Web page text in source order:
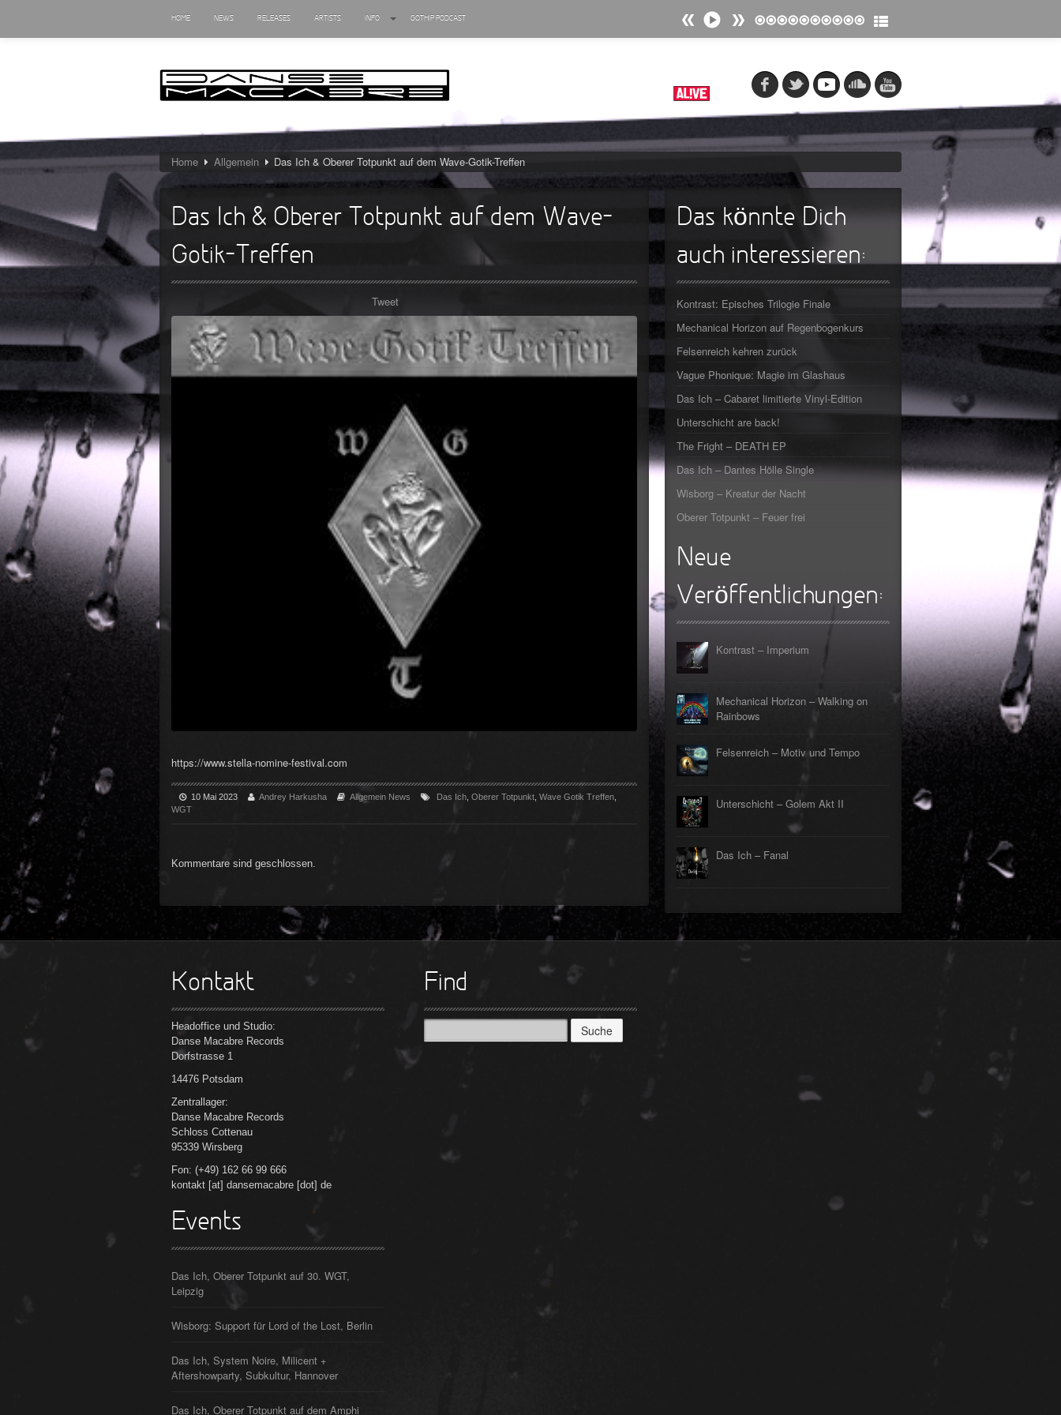
HOME NEWS RELEASES ARTISTS INFO GOTHIP PODCAST
►
►
►
►
►
►
►
►
Home Allgemein Das Ich & Oberer Totpunkt auf dem Wave-Gotik-Treffen
Das Ich & Oberer Totpunkt auf dem Wave-
Gotik-Treffen
Tweet
https://www.stella-nomine-festival.com
10 Mai 2023 Andrey Harkusha Allgemein News Das Ich Oberer Totpunkt Wave Gotik Treffen
WGT
Kommentare sind geschlossen.
Das könnte Dich
auch interessieren:
Kontrast: Episches Trilogie Finale
Mechanical Horizon auf Regenbogenkurs
Felsenreich kehren zurück
Vague Phonique: Magie im Glashaus
Das Ich – Cabaret limitierte Vinyl-Edition
Unterschicht are back!
The Fright – DEATH EP
Das Ich – Dantes Hölle Single
Wisborg – Kreatur der Nacht
Oberer Totpunkt – Feuer frei
Neue
Veröffentlichungen:
Kontrast – Imperium
Mechanical Horizon – Walking on
Rainbows
Felsenreich – Motiv und Tempo
Unterschicht – Golem Akt II
Das Ich – Fanal
Kontakt
Headoffice und Studio:
Danse Macabre Records
Dorfstrasse 1
14476 Potsdam
Zentrallager:
Danse Macabre Records
Schloss Cottenau
95339 Wirsberg
Fon: (+49) 162 66 99 666
kontakt [at] dansemacabre [dot] de
Events
Das Ich, Oberer Totpunkt auf 30. WGT,
Leipzig
Wisborg: Support für Lord of the Lost, Berlin
Das Ich, System Noire, Milicent +
Aftershowparty, Subkultur, Hannover
Das Ich, Oberer Totpunkt auf dem Amphi
Find
Suche
nach: